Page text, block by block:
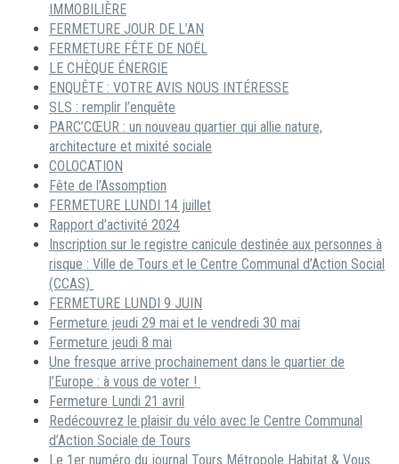
IMMOBILIÈRE
FERMETURE JOUR DE L’AN
FERMETURE FÊTE DE NOËL
LE CHÈQUE ÉNERGIE
ENQUÊTE : VOTRE AVIS NOUS INTÉRESSE
SLS : remplir l’enquête
PARC’CŒUR : un nouveau quartier qui allie nature,
architecture et mixité sociale
COLOCATION
Fête de l’Assomption
FERMETURE LUNDI 14 juillet
Rapport d’activité 2024
Inscription sur le registre canicule destinée aux personnes à
risque : Ville de Tours et le Centre Communal d’Action Social
(CCAS)
FERMETURE LUNDI 9 JUIN
Fermeture jeudi 29 mai et le vendredi 30 mai
Fermeture jeudi 8 mai
Une fresque arrive prochainement dans le quartier de
l’Europe : à vous de voter !
Fermeture Lundi 21 avril
Redécouvrez le plaisir du vélo avec le Centre Communal
d’Action Sociale de Tours
Le 1er numéro du journal Tours Métropole Habitat & Vous